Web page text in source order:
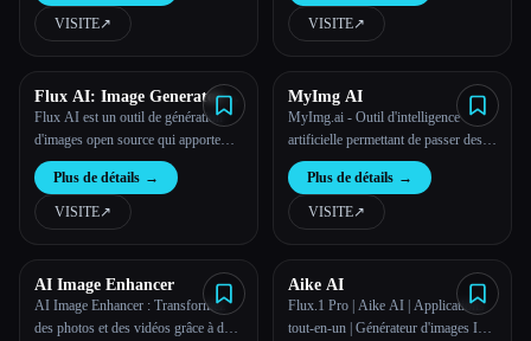
pour créer des œuvres d'art Flux
uniques. Essaie les modèles FLUX
Flux dès maintenan
VISITE↗︎ VISITE↗︎
Flux AI: Image Generator
With Flux.1
Flux AI est un outil de génération
d'images open source qui apporte
précision, complexité et réalisme
avec différentes options de modèles
pour répondre à des besoins créatifs
variés.
Plus de détails →
VISITE↗︎
MyImg AI
MyImg.ai - Outil d'intelligence
artificielle permettant de passer des
photos instantanées à des dessins
animés et à des œuvres d'art animées
Plus de détails →
VISITE↗︎
AI Image Enhancer
AI Image Enhancer : Transformez
des photos et des vidéos grâce à des
Aike AI
Flux.1 Pro | Aike AI | Applications
tout-en-un | Générateur d'images IA